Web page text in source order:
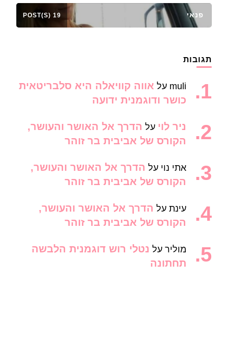
פנאי 19 POST(S)
תגובות
muli על אווה קוויאלה היא סלבריטאית
כושר ודוגמנית ידועה
ניר לוי על הדרך אל האושר והעושר,
הקורס של אביבית בר זוהר
אתי נוי על הדרך אל האושר והעושר,
הקורס של אביבית בר זוהר
עינת על הדרך אל האושר והעושר,
הקורס של אביבית בר זוהר
מוליר על נטלי רוש דוגמנית הלבשה
תחתונה